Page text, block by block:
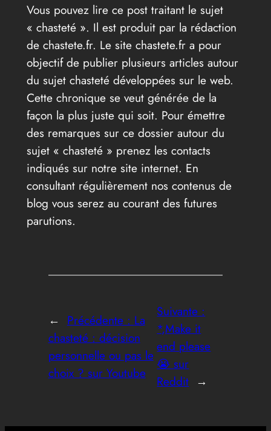
Vous pouvez lire ce post traitant le sujet
« chasteté ». Il est produit par la rédaction
de chastete.fr. Le site chastete.fr a pour
objectif de publier plusieurs articles autour
du sujet chasteté développées sur le web.
Cette chronique se veut générée de la
façon la plus juste qui soit. Pour émettre
des remarques sur ce dossier autour du
sujet « chasteté » prenez les contacts
indiqués sur notre site internet. En
consultant régulièrement nos contenus de
blog vous serez au courant des futures
parutions.
← Précédente : La
chasteté : décision
personnelle ou pas le
choix ? sur Youtube
Suivante :
*,Make it
end please
😭 sur
Reddit →